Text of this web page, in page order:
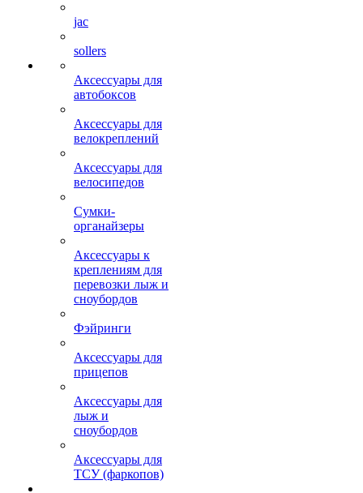
jac
sollers
Аксессуары для
автобоксов
Аксессуары для
велокреплений
Аксессуары для
велосипедов
Сумки-
органайзеры
Аксессуары к
креплениям для
перевозки лыж и
сноубордов
Фэйринги
Аксессуары для
прицепов
Аксессуары для
лыж и
сноубордов
Аксессуары для
ТСУ (фаркопов)